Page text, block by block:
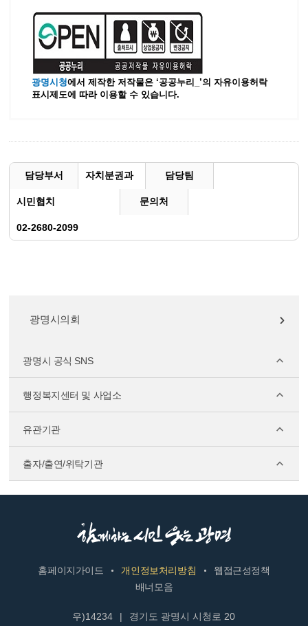
광명시청에서 제작한 저작물은 ‘공공누리_’의 자유이용허락
표시제도에 따라 이용할 수 있습니다.
담당부서 자치분권과 담당팀
시민협치 문의처
02-2680-2099
광명시의회
광명시 공식 SNS
행정복지센터 및 사업소
유관기관
출자/출연/위탁기관
홈페이지가이드 개인정보처리방침
웹접근성정책
배너모음
우)14234 | 경기도 광명시 시청로 20